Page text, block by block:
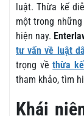
luật. Thừa kế
một trong
hiện nay.
tư vấn về luật
trọng vềthừa
tham khảo, tìm
Khái